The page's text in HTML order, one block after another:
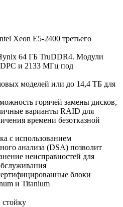
Xeon E5-2400 третьего
64 ГБ TruDDR4. Модули
и 2133 МГц под
моделей или до 14,4 ТБ для
горячей замены дисков,
варианты RAID для
времени безотказной
с использованием
анализа (DSA) позволит
неисправностей для
блоки
и Titanium
стойку